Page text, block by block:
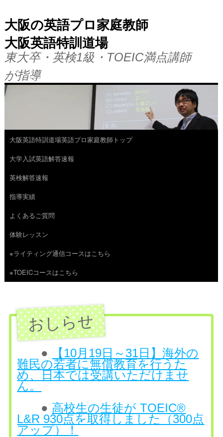
大阪の英語プロ家庭教師
大阪英語特訓道場
東大卒・英検1級・TOEIC満点講師
が指導
コ
ン
テ
ン
ツ
へ
ス
キ
大阪英語特訓道場英語プロ家庭教師トップ
大学入試英語解答速報
英検解答速報
指導実績
よくあるご質問
体験レッスン
※ライティング通信コースはこちら
※TOEICコースはこちら
●
【10月19日～31日】海外の
難民の若者に無償教育を行うた
め、日本では受講いただけませ
ん。
● 高校生の生徒が TOEIC®
L&R 930点を取得しました（300点
アップ）！